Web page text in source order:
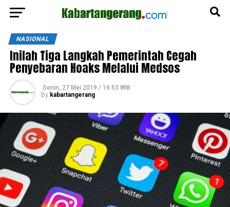
NASIONAL
Inilah Tiga Langkah Pemerintah Cegah
Penyebaran Hoaks Melalui Medsos
Senin, 27 Mei 2019 / 16:53 WIB
By kabartangerang